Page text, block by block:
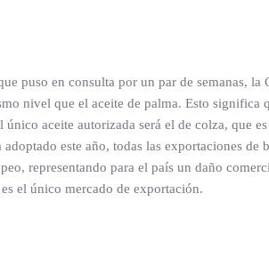
puso en consulta por un par de semanas,
nivel que el aceite de palma. Esto significa
único aceite autorizada será el de colza, que
este año, todas las exportaciones
representando para el país un daño
el único mercado de exportación.